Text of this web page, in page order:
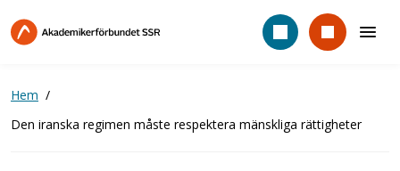
till
Hem
Den iranska regimen måste respektera mänskliga rättigheter